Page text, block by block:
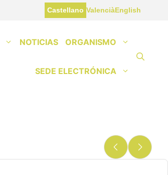
Castellano ValenciàEnglish
NOTICIAS ORGANISMO
SEDE ELECTRÓNICA